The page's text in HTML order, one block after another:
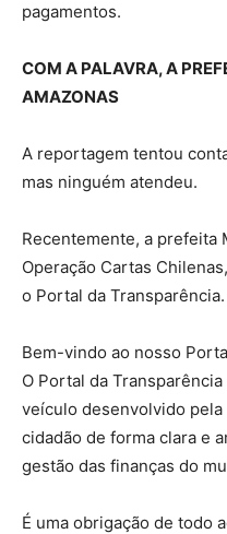
pagamentos.
COM A PALAVRA, A
AMAZONAS
A reportagem tentou
mas ninguém atendeu.
Recentemente, a prefeita
Operação Cartas
o Portal da
Bem-vindo ao nosso
O Portal da
veículo desenvolvido
cidadão de forma clara e
gestão das finanças do
É uma obrigação de todo